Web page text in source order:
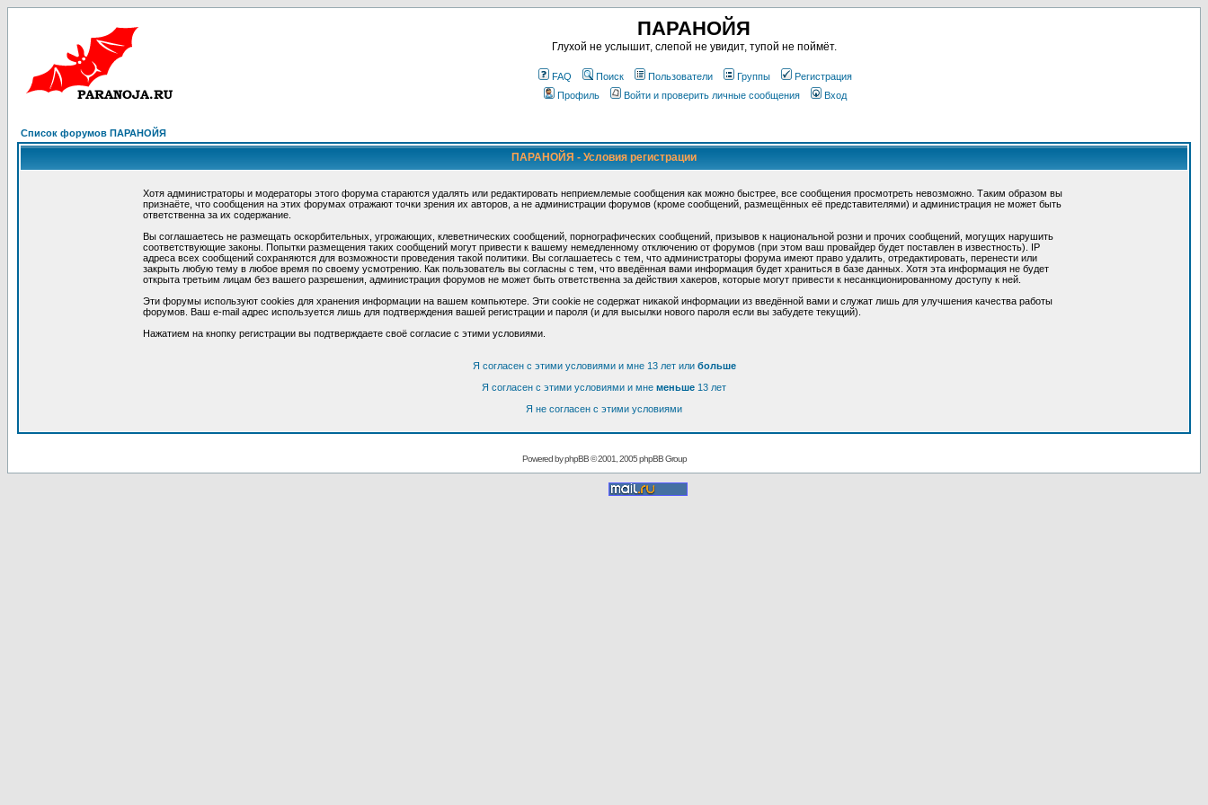
ПАРАНОЙЯ
Глухой не услышит, слепой не увидит, тупой не поймёт.
FAQ Поиск Пользователи Группы
Регистрация
Профиль
Войти и проверить личные сообщения Вход
Список форумов ПАРАНОЙЯ
ПАРАНОЙЯ - Условия регистрации
Хотя администраторы и модераторы этого форума стараются удалять или редактировать неприемлемые сообщения как можно быстрее, все сообщения просмотреть невозможно. Таким образом вы
признаёте, что сообщения на этих форумах отражают точки зрения их авторов, а не администрации форумов (кроме сообщений, размещённых её представителями) и администрация не может быть
ответственна за их содержание.
Вы соглашаетесь не размещать оскорбительных, угрожающих, клеветнических сообщений, порнографических сообщений, призывов к национальной розни и прочих сообщений, могущих нарушить
соответствующие законы. Попытки размещения таких сообщений могут привести к вашему немедленному отключению от форумов (при этом ваш провайдер будет поставлен в известность). IP
адреса всех сообщений сохраняются для возможности проведения такой политики. Вы соглашаетесь с тем, что администраторы форума имеют право удалить, отредактировать, перенести или
закрыть любую тему в любое время по своему усмотрению. Как пользователь вы согласны с тем, что введённая вами информация будет храниться в базе данных. Хотя эта информация не будет
открыта третьим лицам без вашего разрешения, администрация форумов не может быть ответственна за действия хакеров, которые могут привести к несанкционированному доступу к ней.
Эти форумы используют cookies для хранения информации на вашем компьютере. Эти cookie не содержат никакой информации из введённой вами и служат лишь для улучшения качества работы
форумов. Ваш e-mail адрес используется лишь для подтверждения вашей регистрации и пароля (и для высылки нового пароля если вы забудете текущий).
Нажатием на кнопку регистрации вы подтверждаете своё согласие с этими условиями.
Я согласен с этими условиями и мне 13 лет или больше
Я согласен с этими условиями и мне меньше 13 лет
Я не согласен с этими условиями
Powered byphpBB© 2001, 2005 phpBB Group